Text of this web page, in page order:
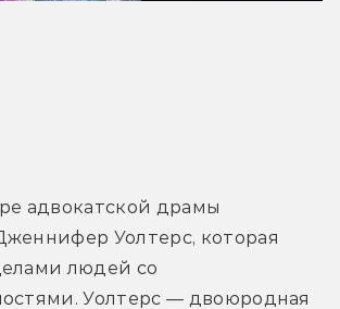
адвокатской драмы
Уолтерс, которая
людей со
Уолтерс — двоюродная